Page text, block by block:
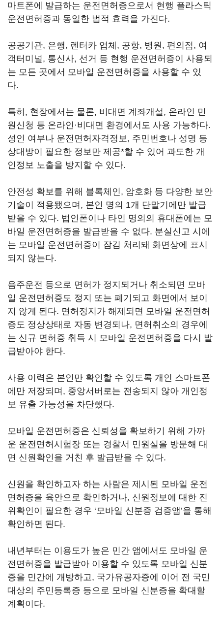
마트폰에 발급하는 운전면허증으로서 현행 플라스틱
운전면허증과 동일한 법적 효력을 가진다.
공공기관, 은행, 렌터카 업체, 공항, 병원, 편의점, 여
객터미널, 통신사, 선거 등 현행 운전면허증이 사용되
는 모든 곳에서 모바일 운전면허증을 사용할 수 있
다.
특히, 현장에서는 물론, 비대면 계좌개설, 온라인 민
원신청 등 온라인·비대면 환경에서도 사용 가능하다.
성인 여부나 운전면허자격정보, 주민번호나 성명 등
상대방이 필요한 정보만 제공*할 수 있어 과도한 개
인정보 노출을 방지할 수 있다.
안전성 확보를 위해 블록체인, 암호화 등 다양한 보안
기술이 적용됐으며, 본인 명의 1개 단말기에만 발급
받을 수 있다. 법인폰이나 타인 명의의 휴대폰에는 모
바일 운전면허증을 발급받을 수 없다. 분실신고 시에
는 모바일 운전면허증이 잠김 처리돼 화면상에 표시
되지 않는다.
음주운전 등으로 면허가 정지되거나 취소되면 모바
일 운전면허증도 정지 또는 폐기되고 화면에서 보이
지 않게 된다. 면허정지가 해제되면 모바일 운전면허
증도 정상상태로 자동 변경되나, 면허취소의 경우에
는 신규 면허증 취득 시 모바일 운전면허증을 다시 발
급받아야 한다.
사용 이력은 본인만 확인할 수 있도록 개인 스마트폰
에만 저장되며, 중앙서버로는 전송되지 않아 개인정
보 유출 가능성을 차단했다.
모바일 운전면허증은 신뢰성을 확보하기 위해 가까
운 운전면허시험장 또는 경찰서 민원실을 방문해 대
면 신원확인을 거친 후 발급받을 수 있다.
신원을 확인하고자 하는 사람은 제시된 모바일 운전
면허증을 육안으로 확인하거나, 신원정보에 대한 진
위확인이 필요한 경우 ‘모바일 신분증 검증앱’을 통해
확인하면 된다.
내년부터는 이용도가 높은 민간 앱에서도 모바일 운
전면허증을 발급받아 이용할 수 있도록 모바일 신분
증을 민간에 개방하고, 국가유공자증에 이어 전 국민
대상의 주민등록증 등으로 모바일 신분증을 확대할
계획이다.